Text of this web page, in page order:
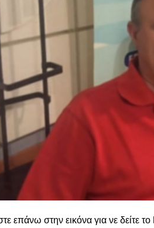
επάνω στην εικόνα για νε δείτε το